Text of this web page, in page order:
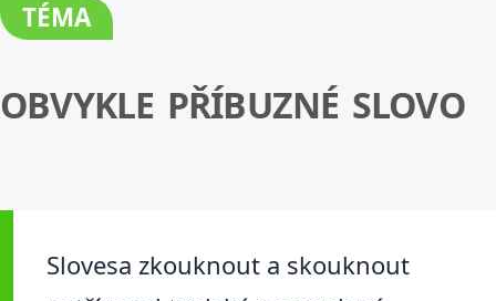
TÉMA
OBVYKLE PŘÍBUZNÉ SLOVO
Slovesa zkouknout a skouknout